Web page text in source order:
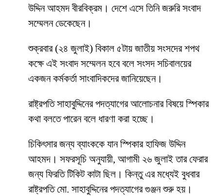
উদ্দিন আহমদ বীরবিক্রম। দেশে এসে তিনি জরুরি সংবাদ
সম্মেলন ডেকেছেন।
শুক্রবার (২৪ জুলাই) বিকাল ৫টায় জাতীয় সংসদের শপথ
কক্ষে এই সংবাদ সম্মেলন হবে বলে সংসদ সচিবালয়ের
একজন কর্মকর্তা সাংবাদিকদের জানিয়েছেন।
রাষ্ট্রপতি সাহাবুদ্দিনের পদত্যাগের আলোচনার বিষয়ে স্পিকার
কথা বলতে পারেন বলে ধারণা করা হচ্ছে।
চিকিৎসার জন্য ব্যাংককে যান স্পিকার হাফিজ উদ্দিন
আহমদ। সফরসূচি অনুযায়ী, আগামী ২৬ জুলাই তার ফেরার
জন্য ফিরতি টিকিট কাটা ছিল। কিন্তু এর মধ্যেই বুধবার
রাষ্ট্রপতি মো. সাহাবুদ্দিনের পদত্যাগের গুঞ্জন শুরু হয়।